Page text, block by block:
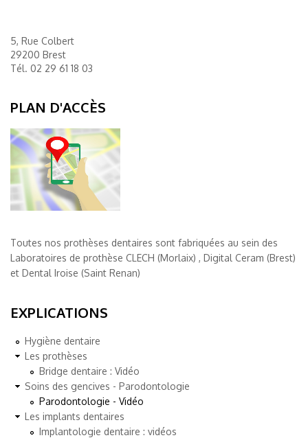
5, Rue Colbert
29200 Brest
Tél. 02 29 61 18 03
PLAN D'ACCÈS
Toutes nos prothèses dentaires sont fabriquées au sein des
Laboratoires de prothèse CLECH (Morlaix) , Digital Ceram (Brest)
et Dental Iroise (Saint Renan)
EXPLICATIONS
Hygiène dentaire
Les prothèses
Bridge dentaire : Vidéo
Soins des gencives - Parodontologie
Parodontologie - Vidéo
Les implants dentaires
Implantologie dentaire : vidéos